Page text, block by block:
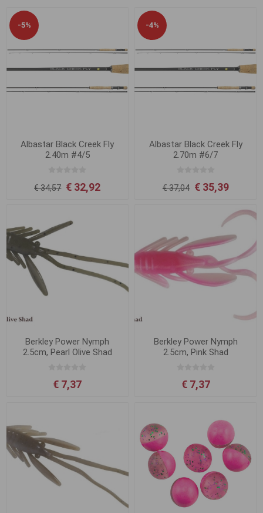
-5%
Albastar Black Creek Fly
2.40m #4/5
€ 34,57 € 32,92
-4%
Albastar Black Creek Fly
2.70m #6/7
€ 37,04 € 35,39
Berkley Power Nymph
2.5cm, Pearl Olive Shad
€ 7,37
Berkley Power Nymph
2.5cm, Pink Shad
€ 7,37